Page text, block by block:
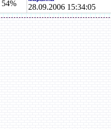
54% 28.09.2006 15:34:05